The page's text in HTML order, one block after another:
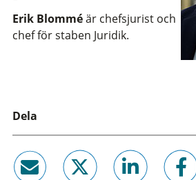
Erik Blomméär chefsjurist och
chef för staben Juridik.
Dela